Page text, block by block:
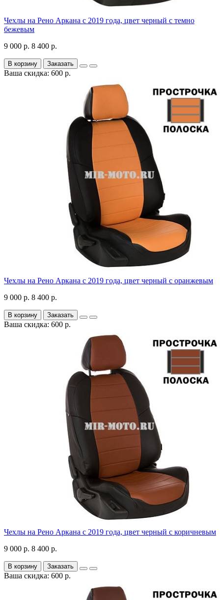
Чехлы на Рено Аркана с 2019 года, цвет черный с темно
бежевым
9 000 р. 8 400 р.
В корзину Заказать
Ваша скидка: 600 р.
Чехлы на Рено Аркана с 2019 года, цвет черный с оранжевым
9 000 р. 8 400 р.
В корзину Заказать
Ваша скидка: 600 р.
Чехлы на Рено Аркана с 2019 года, цвет черный с коричневым
9 000 р. 8 400 р.
В корзину Заказать
Ваша скидка: 600 р.